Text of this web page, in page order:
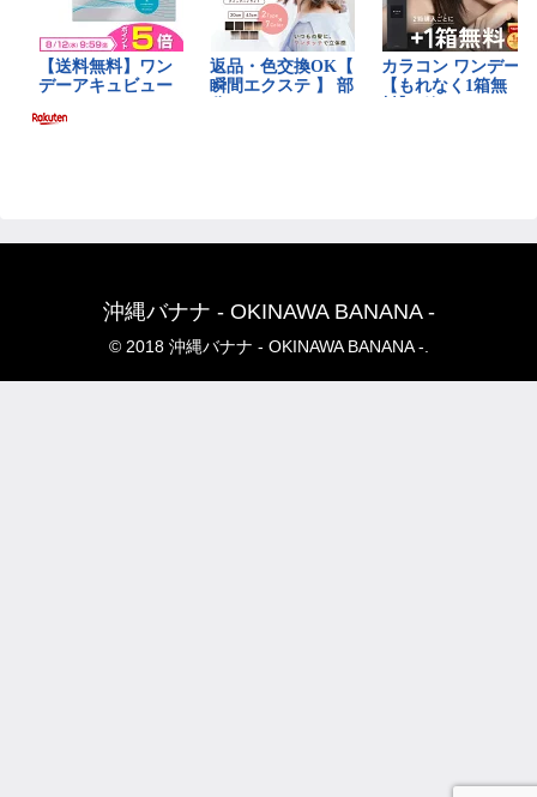
沖縄バナナ - OKINAWA BANANA -
© 2018 沖縄バナナ - OKINAWA BANANA -.